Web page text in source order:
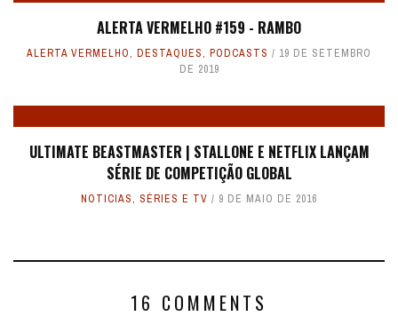
ALERTA VERMELHO #159 - RAMBO
ALERTA VERMELHO, DESTAQUES, PODCASTS
19 DE SETEMBRO
DE 2019
ULTIMATE BEASTMASTER | STALLONE E NETFLIX LANÇAM
SÉRIE DE COMPETIÇÃO GLOBAL
NOTICIAS, SÉRIES E TV 9 DE MAIO DE 2016
16 COMMENTS